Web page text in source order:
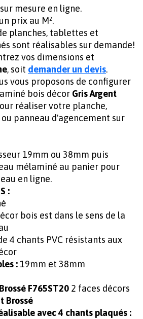
mesure en ligne.
prix au M².
planches, tablettes et
sont réalisables sur demande!
vos dimensions et
, soit demander un devis.
vous proposons de configurer
bois décor Gris Argent
réaliser votre planche,
panneau d'agencement sur
19mm ou 38mm puis
mélaminé au panier pour
en ligne.
:
bois est dans le sens de la
4 chants PVC résistants aux
: 19mm et 38mm
F765ST20 2 faces décors
Brossé
avec 4 chants plaqués :